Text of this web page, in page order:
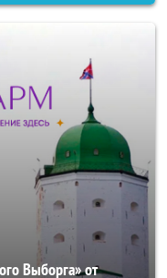
Выборга» от